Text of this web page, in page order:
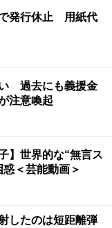
発行休止 用紙代
過去にも義援金
注意喚起
】世界的な“無言ス
＜芸能動画＞
したのは短距離弾